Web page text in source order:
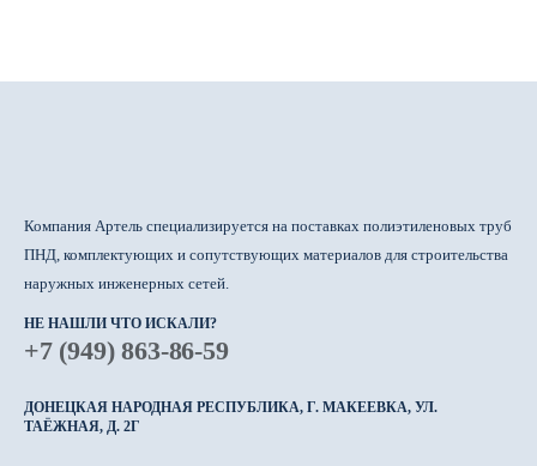
Компания Артель специализируется на поставках полиэтиленовых труб
ПНД, комплектующих и сопутствующих материалов для строительства
наружных инженерных сетей.
НЕ НАШЛИ ЧТО ИСКАЛИ?
+7 (949) 863-86-59
ДОНЕЦКАЯ НАРОДНАЯ РЕСПУБЛИКА, Г. МАКЕЕВКА, УЛ.
ТАЁЖНАЯ, Д. 2Г